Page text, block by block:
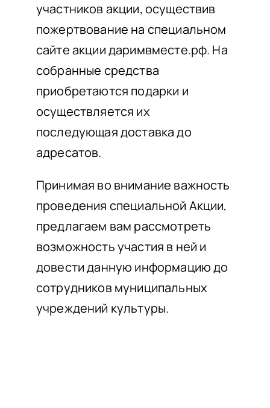
участников акции, осуществив
пожертвование на специальном
сайте акции даримвместе.рф. На
собранные средства
приобретаются подарки и
осуществляется их
последующая доставка до
адресатов.
Принимая во внимание важность
проведения специальной Акции,
предлагаем вам рассмотреть
возможность участия в ней и
довести данную информацию до
сотрудников муниципальных
учреждений культуры.